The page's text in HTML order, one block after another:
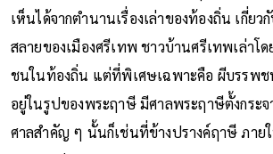
เห็นได้จากตำนานเรื่องเล่าของท้องถิ่น เกี่ยว
สลายของเมืองศรีเทพ ชาวบ้านศรีเทพเล่าโ
ชนในท้องถิ่น แต่ที่พิเศษเฉพาะคือ ผีบรรพ
อยู่ในรูปของพระฤาษี มีศาลพระฤาษีตั้งกระ
ศาลสำคัญ ๆ นั้นก็เช่นที่ข้างปรางค์ฤาษี ภาย